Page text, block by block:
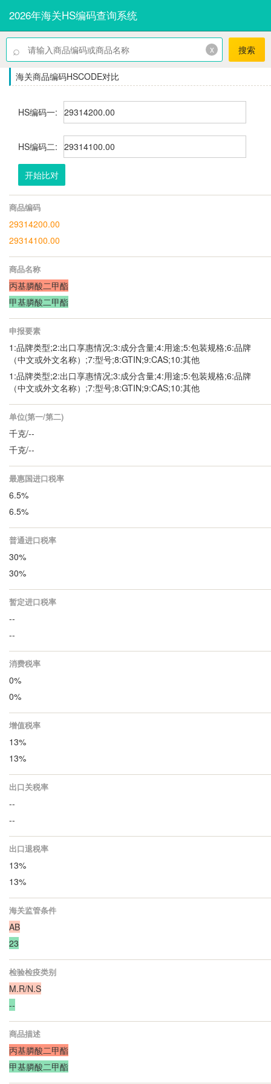
2026年海关HS编码查询系统
⌕ x 搜索
海关商品编码HSCODE对比
HS编码一:
HS编码二:
开始比对
商品编码
29314200.00
29314100.00
商品名称
丙基膦酸二甲酯
甲基膦酸二甲酯
申报要素
1:品牌类型;2:出口享惠情况;3:成分含量;4:用途;5:包装规格;6:品牌
（中文或外文名称）;7:型号;8:GTIN;9:CAS;10:其他
1:品牌类型;2:出口享惠情况;3:成分含量;4:用途;5:包装规格;6:品牌
（中文或外文名称）;7:型号;8:GTIN;9:CAS;10:其他
单位(第一/第二)
千克/--
千克/--
最惠国进口税率
6.5%
6.5%
普通进口税率
30%
30%
暂定进口税率
--
--
消费税率
0%
0%
增值税率
13%
13%
出口关税率
--
--
出口退税率
13%
13%
海关监管条件
AB
23
检验检疫类别
M.R/N.S
--
商品描述
丙基膦酸二甲酯
甲基膦酸二甲酯